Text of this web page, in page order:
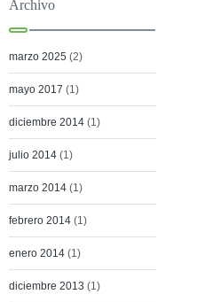
Archivo
marzo 2025 (2)
mayo 2017 (1)
diciembre 2014 (1)
julio 2014 (1)
marzo 2014 (1)
febrero 2014 (1)
enero 2014 (1)
diciembre 2013 (1)